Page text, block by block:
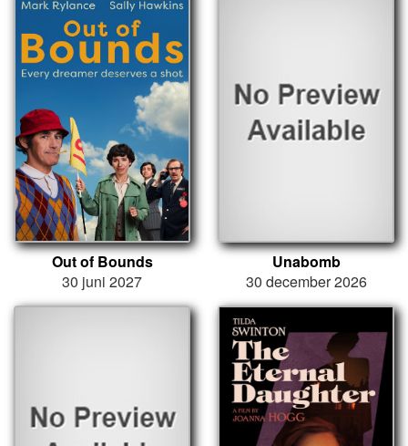
Out of Bounds
30 juni 2027
Unabomb
30 december 2026